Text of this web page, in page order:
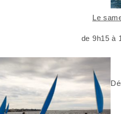
Le
de 9h15 à